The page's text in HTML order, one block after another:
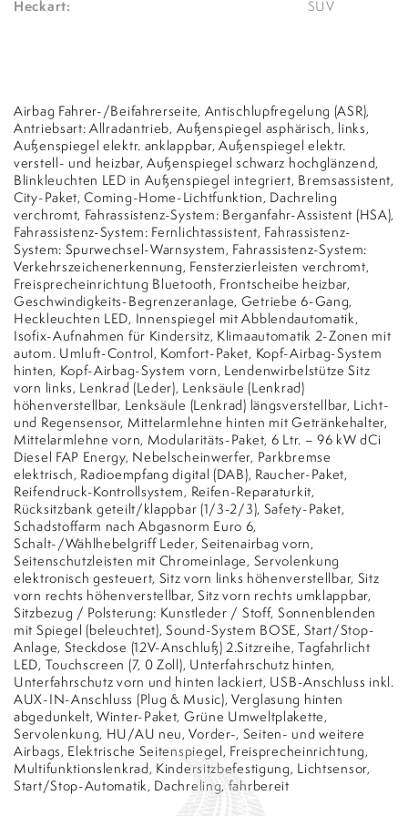
Heckart: SUV
Airbag Fahrer-/Beifahrerseite, Antischlupfregelung (ASR),
Antriebsart: Allradantrieb, Außenspiegel asphärisch, links,
Außenspiegel elektr. anklappbar, Außenspiegel elektr.
verstell- und heizbar, Außenspiegel schwarz hochglänzend,
Blinkleuchten LED in Außenspiegel integriert, Bremsassistent,
City-Paket, Coming-Home-Lichtfunktion, Dachreling
verchromt, Fahrassistenz-System: Berganfahr-Assistent (HSA),
Fahrassistenz-System: Fernlichtassistent, Fahrassistenz-
System: Spurwechsel-Warnsystem, Fahrassistenz-System:
Verkehrszeichenerkennung, Fensterzierleisten verchromt,
Freisprecheinrichtung Bluetooth, Frontscheibe heizbar,
Geschwindigkeits-Begrenzeranlage, Getriebe 6-Gang,
Heckleuchten LED, Innenspiegel mit Abblendautomatik,
Isofix-Aufnahmen für Kindersitz, Klimaautomatik 2-Zonen mit
autom. Umluft-Control, Komfort-Paket, Kopf-Airbag-System
hinten, Kopf-Airbag-System vorn, Lendenwirbelstütze Sitz
vorn links, Lenkrad (Leder), Lenksäule (Lenkrad)
höhenverstellbar, Lenksäule (Lenkrad) längsverstellbar, Licht-
und Regensensor, Mittelarmlehne hinten mit Getränkehalter,
Mittelarmlehne vorn, Modularitäts-Paket, 6 Ltr. – 96 kW dCi
Diesel FAP Energy, Nebelscheinwerfer, Parkbremse
elektrisch, Radioempfang digital (DAB), Raucher-Paket,
Reifendruck-Kontrollsystem, Reifen-Reparaturkit,
Rücksitzbank geteilt/klappbar (1/3-2/3), Safety-Paket,
Schadstoffarm nach Abgasnorm Euro 6,
Schalt-/Wählhebelgriff Leder, Seitenairbag vorn,
Seitenschutzleisten mit Chromeinlage, Servolenkung
elektronisch gesteuert, Sitz vorn links höhenverstellbar, Sitz
vorn rechts höhenverstellbar, Sitz vorn rechts umklappbar,
Sitzbezug / Polsterung: Kunstleder / Stoff, Sonnenblenden
mit Spiegel (beleuchtet), Sound-System BOSE, Start/Stop-
Anlage, Steckdose (12V-Anschluß) 2.Sitzreihe, Tagfahrlicht
LED, Touchscreen (7, 0 Zoll), Unterfahrschutz hinten,
Unterfahrschutz vorn und hinten lackiert, USB-Anschluss inkl.
AUX-IN-Anschluss (Plug & Music), Verglasung hinten
abgedunkelt, Winter-Paket, Grüne Umweltplakette,
Servolenkung, HU/AU neu, Vorder-, Seiten- und weitere
Airbags, Elektrische Seitenspiegel, Freisprecheinrichtung,
Multifunktionslenkrad, Kindersitzbefestigung, Lichtsensor,
Start/Stop-Automatik, Dachreling, fahrbereit